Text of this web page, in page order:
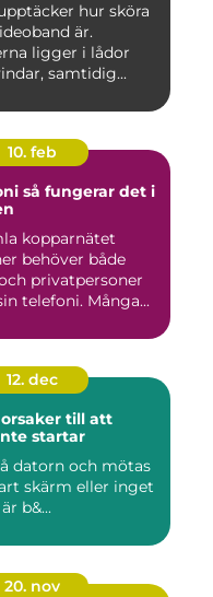
hur sköra
är.
ligger i lådor
samtidig...
10. feb
det i
kopparnätet
behöver både
privatpersoner
telefoni. Många...
12. dec
till att
startar
datorn och mötas
skärm eller inget
b&...
20. nov